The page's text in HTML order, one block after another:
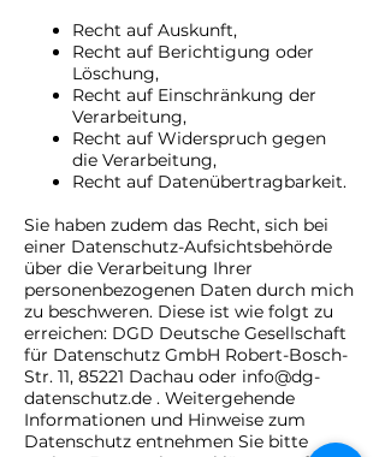
Recht auf Auskunft,
Recht auf Berichtigung oder
Löschung,
Recht auf Einschränkung der
Verarbeitung,
Recht auf Widerspruch gegen
die Verarbeitung,
Recht auf Datenübertragbarkeit.
Sie haben zudem das Recht, sich bei
einer Datenschutz-Aufsichtsbehörde
über die Verarbeitung Ihrer
personenbezogenen Daten durch mich
zu beschweren. Diese ist wie folgt zu
erreichen: DGD Deutsche Gesellschaft
für Datenschutz GmbH Robert-Bosch-
Str. 11, 85221 Dachau oder info@dg-
datenschutz.de . Weitergehende
Informationen und Hinweise zum
Datenschutz entnehmen Sie bitte